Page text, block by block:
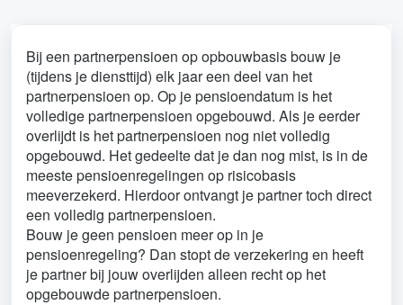
Bij een partnerpensioen op opbouwbasis bouw je
(tijdens je diensttijd) elk jaar een deel van het
partnerpensioen op. Op je pensioendatum is het
volledige partnerpensioen opgebouwd. Als je eerder
overlijdt is het partnerpensioen nog niet volledig
opgebouwd. Het gedeelte dat je dan nog mist, is in de
meeste pensioenregelingen op risicobasis
meeverzekerd. Hierdoor ontvangt je partner toch direct
een volledig partnerpensioen.
Bouw je geen pensioen meer op in je
pensioenregeling? Dan stopt de verzekering en heeft
je partner bij jouw overlijden alleen recht op het
opgebouwde partnerpensioen.